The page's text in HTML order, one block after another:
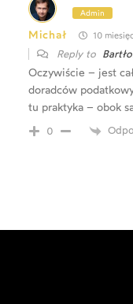
Admin
Michał 10
Reply to
Oczywiście – jest
doradców
tu praktyka – obok
0